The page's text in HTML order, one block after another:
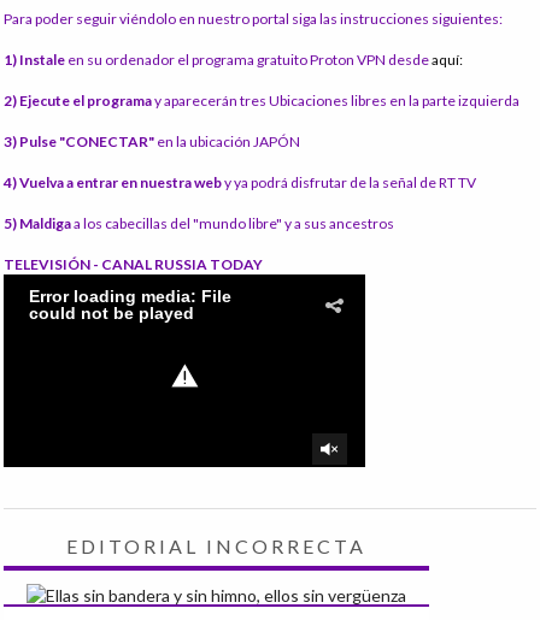
Para poder seguir viéndolo en nuestro portal siga las instrucciones siguientes:
1) Instale en su ordenador el programa gratuito Proton VPN desdeaquí:
2) Ejecute el programay aparecerán tres Ubicaciones libres en la parte izquierda
3) Pulse "CONECTAR" en la ubicación JAPÓN
4) Vuelva a entrar en nuestra weby ya podrá disfrutar de la señal de RT TV
5) Maldigaa los cabecillas del "mundo libre" y a sus ancestros
TELEVISIÓN - CANAL RUSSIA TODAY
EDITORIAL INCORRECTA